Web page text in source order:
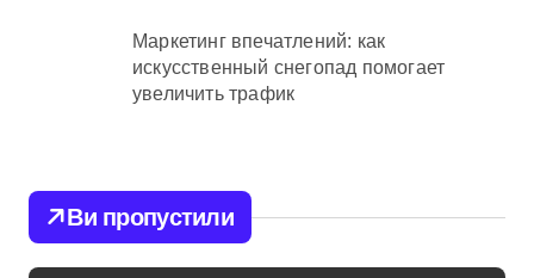
Маркетинг впечатлений: как
искусственный снегопад помогает
увеличить трафик
Ви пропустили